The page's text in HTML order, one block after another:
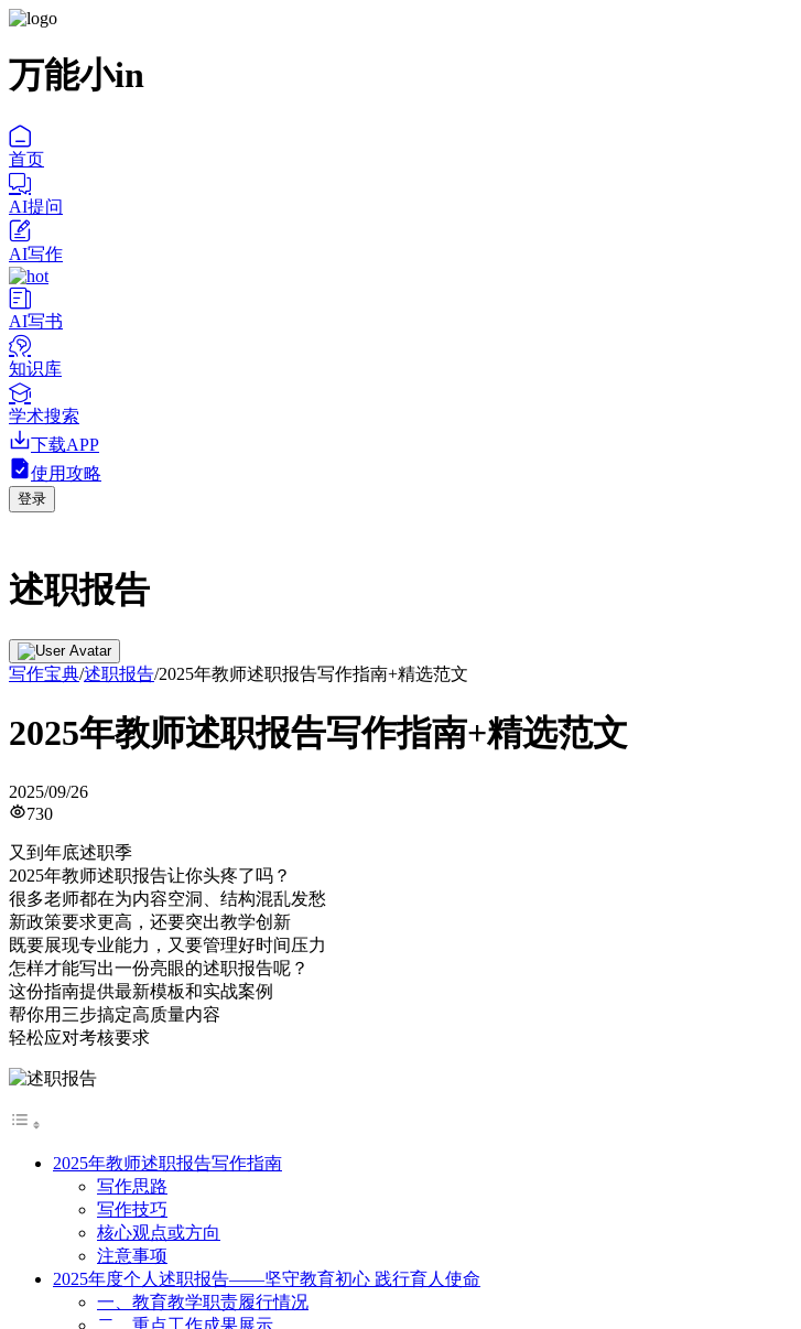
万能小in
首页
AI提问
AI写作
AI写书
知识库
学术搜索
下载APP
使用攻略
登录
述职报告
写作宝典/述职报告/2025年教师述职报告写作指南+精选范文
2025年教师述职报告写作指南+精选范文
2025/09/26
730
又到年底述职季
2025年教师述职报告让你头疼了吗？
很多老师都在为内容空洞、结构混乱发愁
新政策要求更高，还要突出教学创新
既要展现专业能力，又要管理好时间压力
怎样才能写出一份亮眼的述职报告呢？
这份指南提供最新模板和实战案例
帮你用三步搞定高质量内容
轻松应对考核要求
2025年教师述职报告写作指南
写作思路
写作技巧
核心观点或方向
注意事项
2025年度个人述职报告——坚守教育初心 践行育人使命
一、教育教学职责履行情况
二、重点工作成果展示